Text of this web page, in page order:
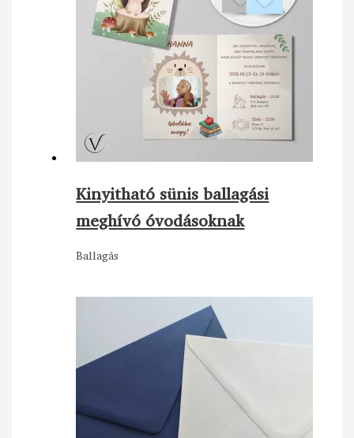
Kinyitható sünis ballagási
meghívó óvodásoknak
Ballagás